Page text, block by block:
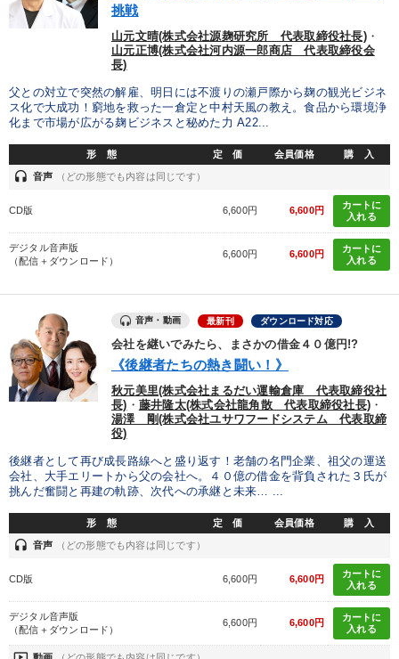
プレゼン ランチェスター戦略
仕事術・ビジネスハック 早分かり 株式市場
心を磨く 繁盛 労務問題・リスク対策 インバウンド
AI 労務問題・人事対策 入門篇 株式投資
リーダーシップ コミュニケーション
※「更新」を押すと「タグ・キーワード」を更新いただけます。
挑戦
山元文晴(株式会社源麹研究所 代表取締役社長)・
山元正博(株式会社河内源一郎商店 代表取締役会
長)
父との対立で突然の解雇、明日には不渡りの瀬戸際から麹の観光ビジネ
ス化で大成功！窮地を救った一倉定と中村天風の教え。食品から環境浄
化まで市場が広がる麹ビジネスと秘めた力 A22...
形 態 定 価 会員価格 購 入
headset 音声 （どの形態でも内容は同じです）
CD版 6,600円 6,600円
カートに
入れる
デジタル音声版
（配信＋ダウンロード）
6,600円 6,600円
カートに
入れる
音声・動画 最新刊 ダウンロード対応
会社を継いでみたら、まさかの借金４０億円!?
《後継者たちの熱き闘い！》
秋元美里(株式会社まるだい運輸倉庫 代表取締役社
長) ・ 藤井隆太(株式会社龍角散 代表取締役社長) ・
湯澤 剛(株式会社ユサワフードシステム 代表取締
役)
後継者として再び成長路線へと盛り返す！老舗の名門企業、祖父の運送
会社、大手エリートから父の会社へ。４０億の借金を背負された３氏が
挑んだ奮闘と再建の軌跡、次代への承継と未来… ...
形 態 定 価 会員価格 購 入
headset 音声 （どの形態でも内容は同じです）
CD版 6,600円 6,600円
カートに
入れる
デジタル音声版
（配信＋ダウンロード）
6,600円 6,600円
カートに
入れる